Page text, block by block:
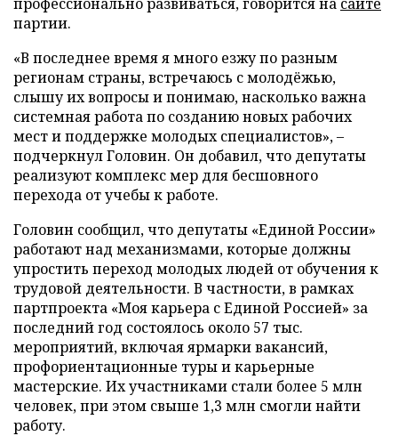
партии.
«В последнее время я много езжу по разным
регионам страны, встречаюсь с молодёжью,
слышу их вопросы и понимаю, насколько важна
системная работа по созданию новых рабочих
мест и поддержке молодых специалистов», –
подчеркнул Головин. Он добавил, что депутаты
реализуют комплекс мер для бесшовного
перехода от учебы к работе.
Головин сообщил, что депутаты «Единой России»
работают над механизмами, которые должны
упростить переход молодых людей от обучения к
трудовой деятельности. В частности, в рамках
партпроекта «Моя карьера с Единой Россией» за
последний год состоялось около 57 тыс.
мероприятий, включая ярмарки вакансий,
профориентационные туры и карьерные
мастерские. Их участниками стали более 5 млн
человек, при этом свыше 1,3 млн смогли найти
работу.